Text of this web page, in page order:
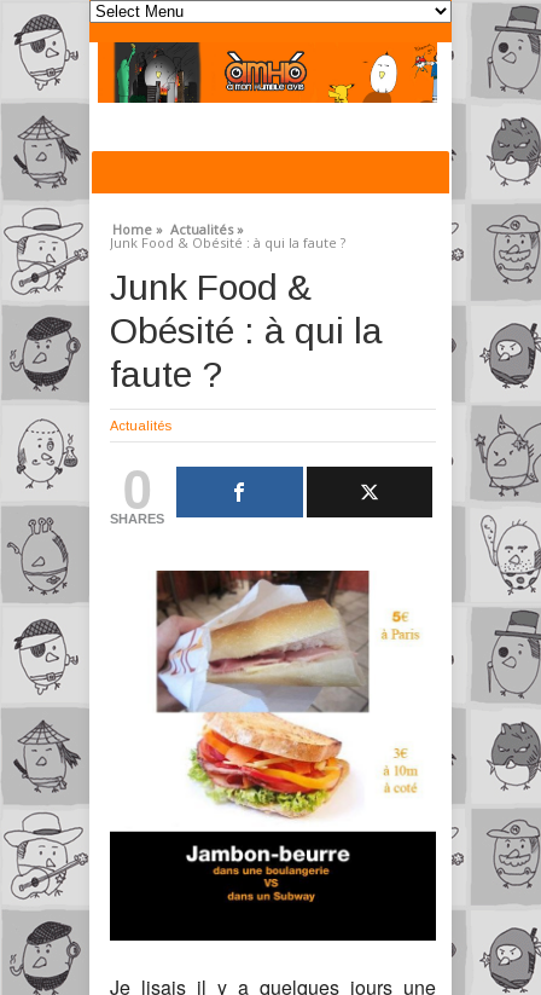
Home » Actualités »
Junk Food & Obésité : à qui la faute ?
Junk Food &
Obésité : à qui la
faute ?
Actualités
0
SHARES
Je lisais il y a quelques jours une